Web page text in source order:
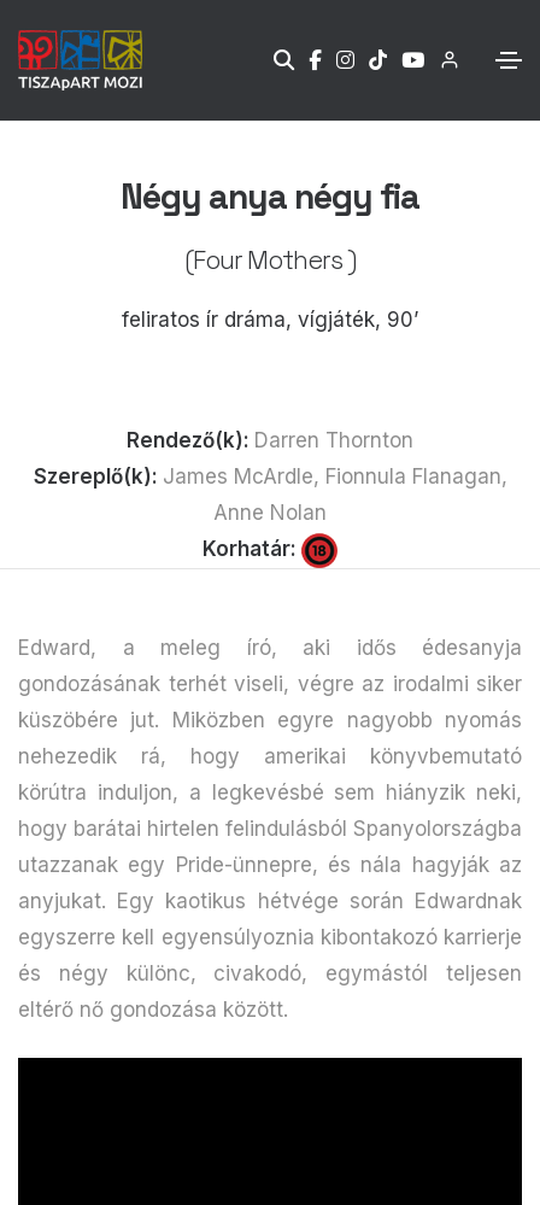
Négy anya négy fia
(Four Mothers )
feliratos ír dráma, vígjáték, 90’
Rendező(k): Darren Thornton
Szereplő(k): James McArdle, Fionnula Flanagan,
Anne Nolan
Korhatár:
Edward, a meleg író, aki idős édesanyja
gondozásának terhét viseli, végre az irodalmi siker
küszöbére jut. Miközben egyre nagyobb nyomás
nehezedik rá, hogy amerikai könyvbemutató
körútra induljon, a legkevésbé sem hiányzik neki,
hogy barátai hirtelen felindulásból Spanyolországba
utazzanak egy Pride-ünnepre, és nála hagyják az
anyjukat. Egy kaotikus hétvége során Edwardnak
egyszerre kell egyensúlyoznia kibontakozó karrierje
és négy különc, civakodó, egymástól teljesen
eltérő nő gondozása között.